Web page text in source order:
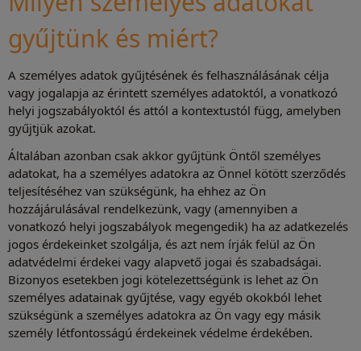
gyűjtünk és miért?
A személyes adatok gyűjtésének és felhasználásának célja
vagy jogalapja az érintett személyes adatoktól, a vonatkozó
helyi jogszabályoktól és attól a kontextustól függ, amelyben
gyűjtjük azokat.
Általában azonban csak akkor gyűjtünk Öntől személyes
adatokat, ha a személyes adatokra az Önnel kötött szerződés
teljesítéséhez van szükségünk, ha ehhez az Ön
hozzájárulásával rendelkezünk, vagy (amennyiben a
vonatkozó helyi jogszabályok megengedik) ha az adatkezelés
jogos érdekeinket szolgálja, és azt nem írják felül az Ön
adatvédelmi érdekei vagy alapvető jogai és szabadságai.
Bizonyos esetekben jogi kötelezettségünk is lehet az Ön
személyes adatainak gyűjtése, vagy egyéb okokból lehet
szükségünk a személyes adatokra az Ön vagy egy másik
személy létfontosságú érdekeinek védelme érdekében.